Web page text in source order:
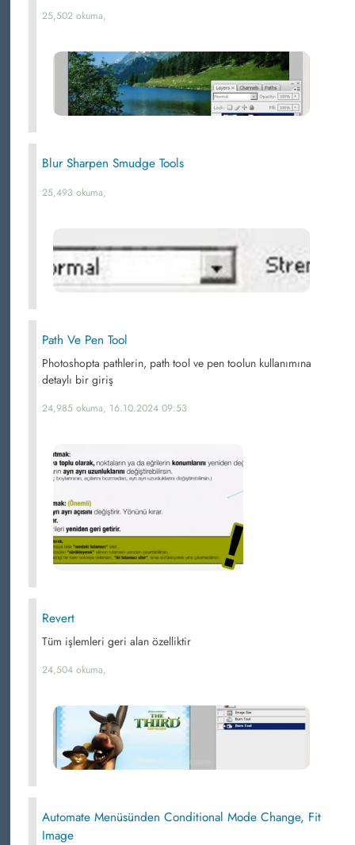
25,502 okuma,
Blur Sharpen Smudge Tools
25,493 okuma,
Path Ve Pen Tool
Photoshopta pathlerin, path tool ve pen toolun kullanımına
detaylı bir giriş
24,985 okuma, 16.10.2024 09:53
Revert
Tüm işlemleri geri alan özelliktir
24,504 okuma,
Automate Menüsünden Conditional Mode Change, Fit
Image